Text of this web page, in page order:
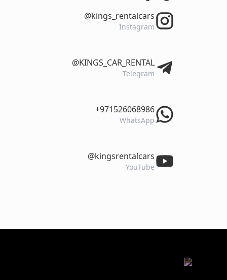
‎@kings_rentalcars
Instagram
‎@KINGS_CAR_RENTAL
Telegram
‎+971526068986
WhatsApp
‎@kingsrentalcars
YouTube